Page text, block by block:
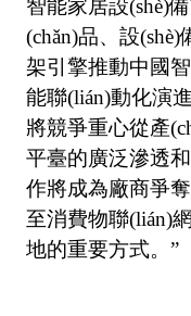
智能家居設(shè)
(chǎn)品、設
架引擎推動中國
能聯(lián)動化演進
將競爭重心從產
平臺的廣泛滲透
作將成為廠商爭
至消費物聯(lián)
地的重要方式。”